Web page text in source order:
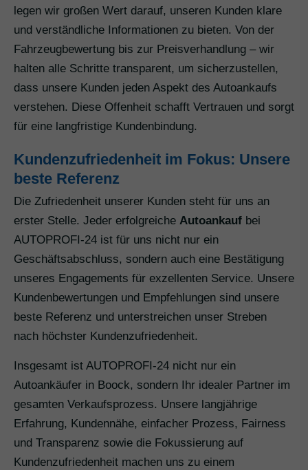
legen wir großen Wert darauf, unseren Kunden klare
und verständliche Informationen zu bieten. Von der
Fahrzeugbewertung bis zur Preisverhandlung – wir
halten alle Schritte transparent, um sicherzustellen,
dass unsere Kunden jeden Aspekt des Autoankaufs
verstehen. Diese Offenheit schafft Vertrauen und sorgt
für eine langfristige Kundenbindung.
Kundenzufriedenheit im Fokus: Unsere
beste Referenz
Die Zufriedenheit unserer Kunden steht für uns an
erster Stelle. Jeder erfolgreiche Autoankauf bei
AUTOPROFI-24 ist für uns nicht nur ein
Geschäftsabschluss, sondern auch eine Bestätigung
unseres Engagements für exzellenten Service. Unsere
Kundenbewertungen und Empfehlungen sind unsere
beste Referenz und unterstreichen unser Streben
nach höchster Kundenzufriedenheit.
Insgesamt ist AUTOPROFI-24 nicht nur ein
Autoankäufer in Boock, sondern Ihr idealer Partner im
gesamten Verkaufsprozess. Unsere langjährige
Erfahrung, Kundennähe, einfacher Prozess, Fairness
und Transparenz sowie die Fokussierung auf
Kundenzufriedenheit machen uns zu einem